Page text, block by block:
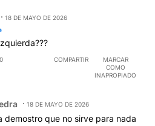
18 DE MAYO DE 2026
0 COMPARTIR
MARCAR
COMO
INAPROPIADO
Saavedra.
18 DE MAYO DE 2026
demostro que no sirve para nada